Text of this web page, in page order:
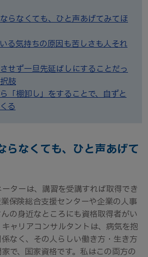
らなくても、ひと声あげてみてほ
る気持ちの原因も苦しさも人それ
せず一旦先延ばしにすることだっ
肢
「棚卸し」をすることで、自ずと
る
らなくても、ひと声あげて
ターは、講習を受講すれば取得でき
保険総合支援センターや企業の人事
の身近なところにも資格取得者がい
ャリアコンサルタントは、病気を抱
なく、その人らしい働き方・生き方
で、国家資格です。私はこの両方の